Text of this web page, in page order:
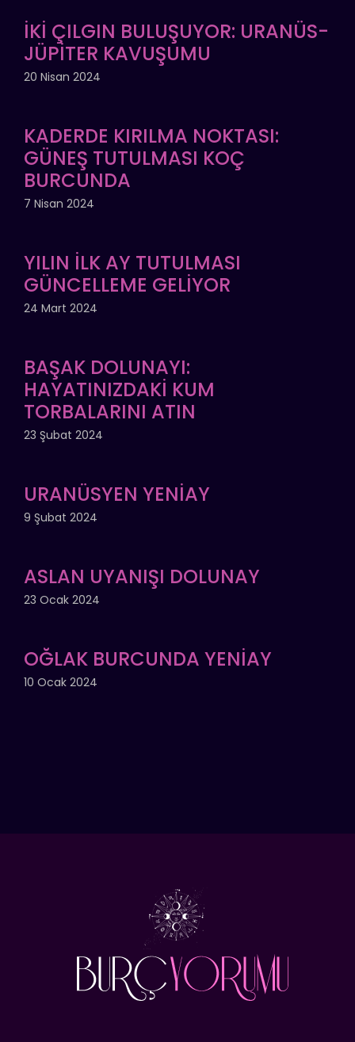
İKİ ÇILGIN BULUŞUYOR: URANÜS-
JÜPİTER KAVUŞUMU
20 Nisan 2024
KADERDE KIRILMA NOKTASI:
GÜNEŞ TUTULMASI KOÇ
BURCUNDA
7 Nisan 2024
YILIN İLK AY TUTULMASI
GÜNCELLEME GELİYOR
24 Mart 2024
BAŞAK DOLUNAYI:
HAYATINIZDAKİ KUM
TORBALARINI ATIN
23 Şubat 2024
URANÜSYEN YENİAY
9 Şubat 2024
ASLAN UYANIŞI DOLUNAY
23 Ocak 2024
OĞLAK BURCUNDA YENİAY
10 Ocak 2024